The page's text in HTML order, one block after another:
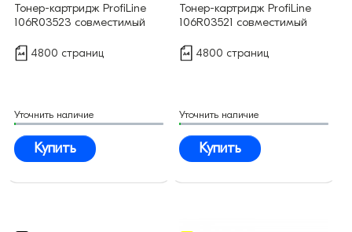
Тонер-картридж ProfiLine
106R03523 совместимый
4800 страниц
Уточнить наличие
Купить
Тонер-картридж ProfiLine
106R03521 совместимый
4800 страниц
Уточнить наличие
Купить